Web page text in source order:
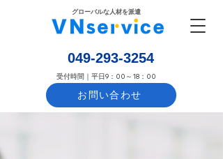
​グローバルな人材を派遣
お問い合わせ
​049-293-3254
​受付時間｜平日9：00～18：00